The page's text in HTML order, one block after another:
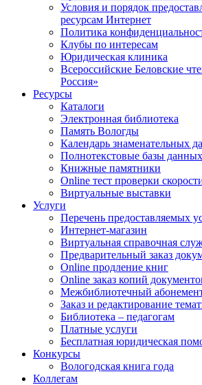
Условия и порядок
ресурсам Интернет
Политика
Клубы по интересам
Юридическая клиника
Всероссийские Беловские
Россия»
Ресурсы
Каталоги
Электронная библиотека
Память Вологды
Календарь знаменательных
Полнотекстовые базы данных
Книжные памятники
Online тест проверки
Виртуальные выставки
Услуги
Перечень предоставляемых
Интернет-магазин
Виртуальная справочная
Предварительный заказ
Online продление книг
Online заказ копий
Межбиблиотечный
Заказ и редактирование
Библиотека – педагогам
Платные услуги
Бесплатная юридическая
Конкурсы
Вологодская книга года
Коллегам